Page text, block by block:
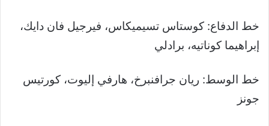
خط الدفاع: كوستاس تسيميكاس، فيرجيل فان دايك،
إبراهيما كوناتيه، برادلي
خط الوسط: ريان جرافنبرخ، هارفي إليوت، كورتيس
جونز